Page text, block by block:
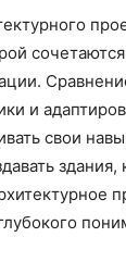
и
свои